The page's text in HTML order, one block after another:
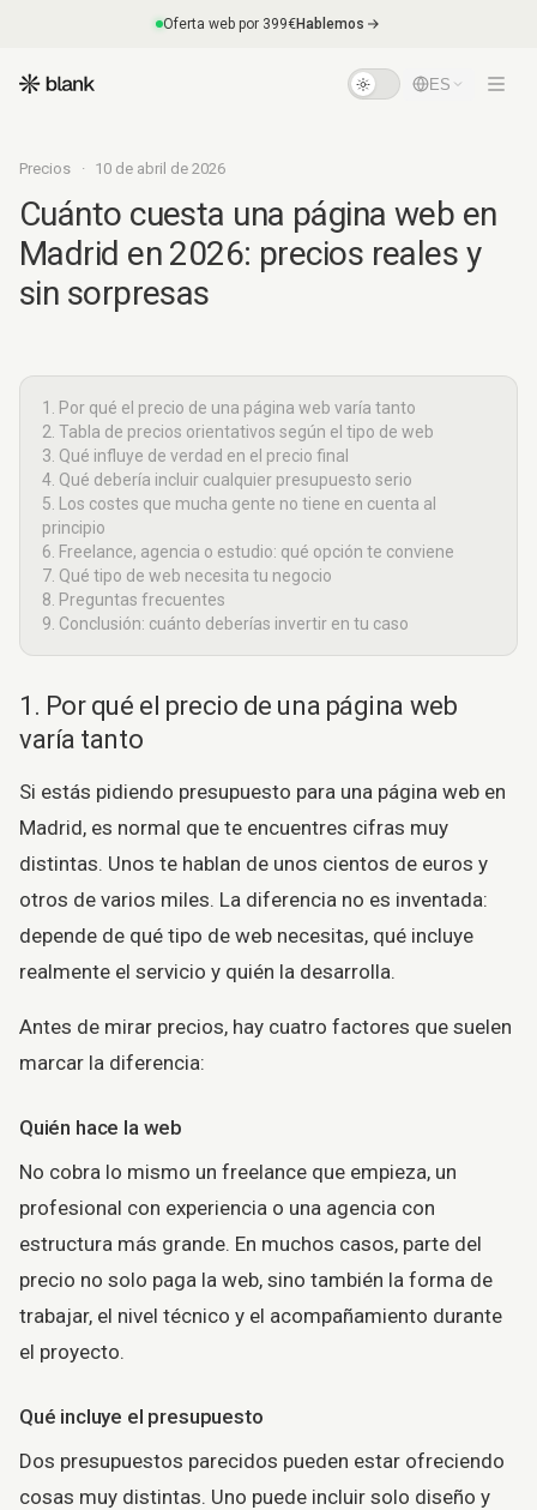
Oferta web por 399€Hablemos
ES
Precios · 10 de abril de 2026
Cuánto cuesta una página web en
Madrid en 2026: precios reales y
sin sorpresas
Cuánto cuesta una página web en Madrid en
2026
1. Por qué el precio de una página web varía tanto
2. Tabla de precios orientativos según el tipo de web
3. Qué influye de verdad en el precio final
4. Qué debería incluir cualquier presupuesto serio
5. Los costes que mucha gente no tiene en cuenta al
principio
6. Freelance, agencia o estudio: qué opción te conviene
7. Qué tipo de web necesita tu negocio
8. Preguntas frecuentes
9. Conclusión: cuánto deberías invertir en tu caso
1. Por qué el precio de una página web
varía tanto
Si estás pidiendo presupuesto para una página web en
Madrid, es normal que te encuentres cifras muy
distintas. Unos te hablan de unos cientos de euros y
otros de varios miles. La diferencia no es inventada:
depende de qué tipo de web necesitas, qué incluye
realmente el servicio y quién la desarrolla.
Antes de mirar precios, hay cuatro factores que suelen
marcar la diferencia:
Quién hace la web
No cobra lo mismo un freelance que empieza, un
profesional con experiencia o una agencia con
estructura más grande. En muchos casos, parte del
precio no solo paga la web, sino también la forma de
trabajar, el nivel técnico y el acompañamiento durante
el proyecto.
Qué incluye el presupuesto
Dos presupuestos parecidos pueden estar ofreciendo
cosas muy distintas. Uno puede incluir solo diseño y